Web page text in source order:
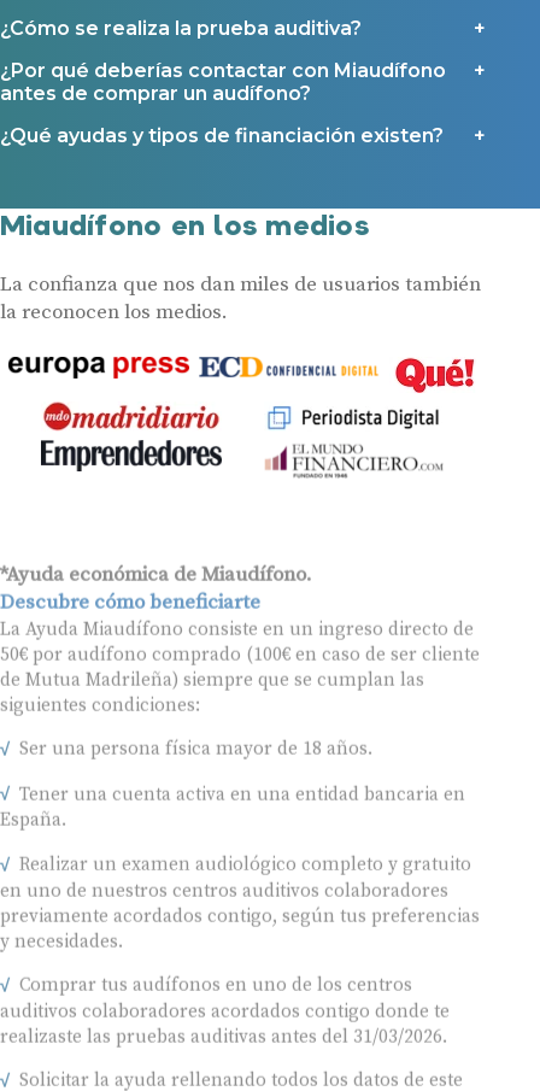
¿Cómo se realiza la prueba auditiva?
¿Por qué deberías contactar con Miaudífono
antes de comprar un audífono?
¿Qué ayudas y tipos de financiación existen?
Miaudífono en los medios
La confianza que nos dan miles de usuarios también
la reconocen los medios.
*Ayuda económica de Miaudífono.
Descubre cómo beneficiarte
La Ayuda Miaudífono consiste en un ingreso directo de
50€ por audífono comprado (100€ en caso de ser cliente
de Mutua Madrileña) siempre que se cumplan las
siguientes condiciones:
Ser una persona física mayor de 18 años.
Tener una cuenta activa en una entidad bancaria en
España.
Realizar un examen audiológico completo y gratuito
en uno de nuestros centros auditivos colaboradores
previamente acordados contigo, según tus preferencias
y necesidades.
Comprar tus audífonos en uno de los centros
auditivos colaboradores acordados contigo donde te
realizaste las pruebas auditivas antes del 31/03/2026.
Solicitar la ayuda rellenando todos los datos de este